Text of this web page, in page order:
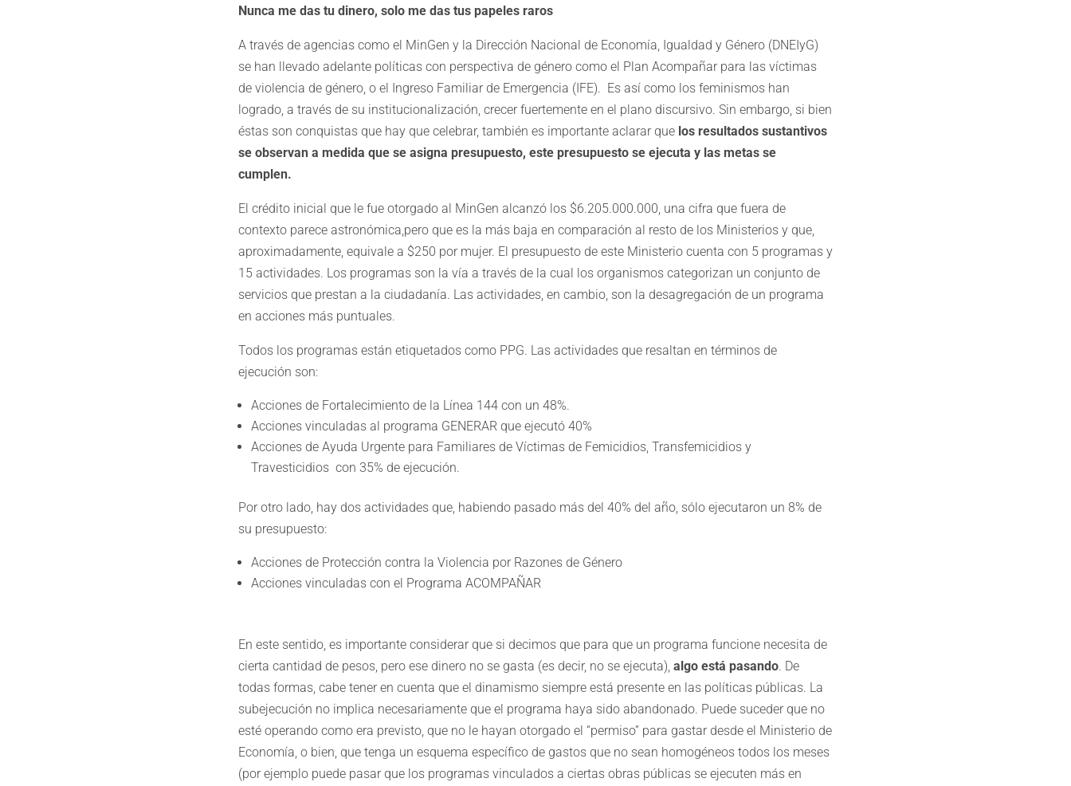
Nunca me das tu dinero, solo me das tus papeles raros
A través de agencias como el MinGen y la Dirección Nacional de Economía, Igualdad y Género (DNEIyG)
se han llevado adelante políticas con perspectiva de género como el Plan Acompañar para las víctimas
de violencia de género, o el Ingreso Familiar de Emergencia (IFE). Es así como los feminismos han
logrado, a través de su institucionalización, crecer fuertemente en el plano discursivo. Sin embargo, si bien
éstas son conquistas que hay que celebrar, también es importante aclarar que los resultados sustantivos
se observan a medida que se asigna presupuesto, este presupuesto se ejecuta y las metas se
cumplen.
El crédito inicial que le fue otorgado al MinGen alcanzó los $6.205.000.000, una cifra que fuera de
contexto parece astronómica,pero que es la más baja en comparación al resto de los Ministerios y que,
aproximadamente, equivale a $250 por mujer. El presupuesto de este Ministerio cuenta con 5 programas y
15 actividades. Los programas son la vía a través de la cual los organismos categorizan un conjunto de
servicios que prestan a la ciudadanía. Las actividades, en cambio, son la desagregación de un programa
en acciones más puntuales.
Todos los programas están etiquetados como PPG. Las actividades que resaltan en términos de
ejecución son:
Acciones de Fortalecimiento de la Línea 144 con un 48%.
Acciones vinculadas al programa GENERAR que ejecutó 40%
Acciones de Ayuda Urgente para Familiares de Víctimas de Femicidios, Transfemicidios y
Travesticidios con 35% de ejecución.
Por otro lado, hay dos actividades que, habiendo pasado más del 40% del año, sólo ejecutaron un 8% de
su presupuesto:
Acciones de Protección contra la Violencia por Razones de Género
Acciones vinculadas con el Programa ACOMPAÑAR
En este sentido, es importante considerar que si decimos que para que un programa funcione necesita de
cierta cantidad de pesos, pero ese dinero no se gasta (es decir, no se ejecuta), algo está pasando. De
todas formas, cabe tener en cuenta que el dinamismo siempre está presente en las políticas públicas. La
subejecución no implica necesariamente que el programa haya sido abandonado. Puede suceder que no
esté operando como era previsto, que no le hayan otorgado el “permiso” para gastar desde el Ministerio de
Economía, o bien, que tenga un esquema específico de gastos que no sean homogéneos todos los meses
(por ejemplo puede pasar que los programas vinculados a ciertas obras públicas se ejecuten más en